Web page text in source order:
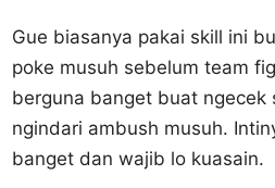
Gue biasanya pakai skill ini
poke musuh sebelum team
berguna banget buat ngecek
ngindari ambush musuh.
banget dan wajib lo kuasain.